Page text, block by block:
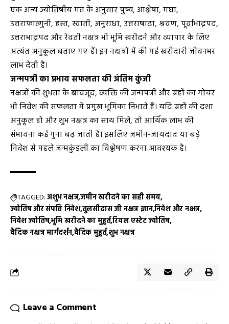
एक अन्य ज्योतिषीय मत के अनुसार पुष्य, आश्लेषा, मघा,
उत्तराफाल्गुनी, हस्त, स्वाती, अनुराधा, उत्तराषाढ़ा, श्रवण, पूर्वाभाद्रपद,
उत्तराभाद्रपद और रेवती नक्षत्र भी भूमि खरीदने और व्यापार के लिए
अत्यंत अनुकूल बताए गए हैं। इन नक्षत्रों में की गई खरीदारी जीवनभर
लाभ देती है।
जन्मपत्री का प्रभाव सफलता की अंतिम कुंजी
नक्षत्रों की शुभता के बावजूद, व्यक्ति की जन्मपत्री और ग्रहों का गोचर
भी निवेश की सफलता में प्रमुख भूमिका निभाते हैं। यदि ग्रहों की दशा
अनुकूल हो और शुभ नक्षत्र का साथ मिले, तो आर्थिक लाभ की
संभावना कई गुना बढ़ जाती है। इसलिए जमीन-जायदाद या बड़े
निवेश से पहले जन्मकुंडली का विश्लेषण करना आवश्यक है।
TAGGED:अशुभ नक्षत्रजमीन खरीदने का सही समय
ज्योतिष और संपत्ति निवेशतुलसीदास जी नक्षत्र ज्ञाननिवेश और नक्षत्र
निवेश ज्योतिषभूमि खरीदने का मुहूर्तरियल एस्टेट ज्योतिष
वैदिक नक्षत्र मार्गदर्शनवैदिक मुहूर्त शुभ नक्षत्र
Leave a Comment